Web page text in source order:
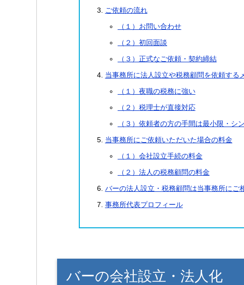
ご依頼の流れ
（１）お問い合わせ
（２）初回面談
（３）正式なご依頼・契約締結
当事務所に法人設立や税務顧問を依頼する
（１）夜職の税務に強い
（２）税理士が直接対応
（３）依頼者の方の手間は最小限・シ
当事務所にご依頼いただいた場合の料金
（１）会社設立手続の料金
（２）法人の税務顧問の料金
バーの法人設立・税務顧問は当事務所にご
事務所代表プロフィール
バーの会社設立・法人化